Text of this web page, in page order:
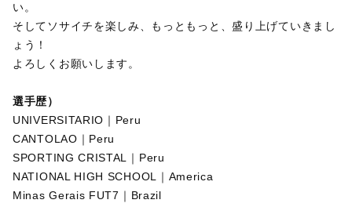
い。
そしてソサイチを楽しみ、もっともっと、盛り上げていきまし
ょう！
よろしくお願いします。
選手歴）
UNIVERSITARIO｜Peru
CANTOLAO｜Peru
SPORTING CRISTAL｜Peru
NATIONAL HIGH SCHOOL｜America
Minas Gerais FUT7｜Brazil